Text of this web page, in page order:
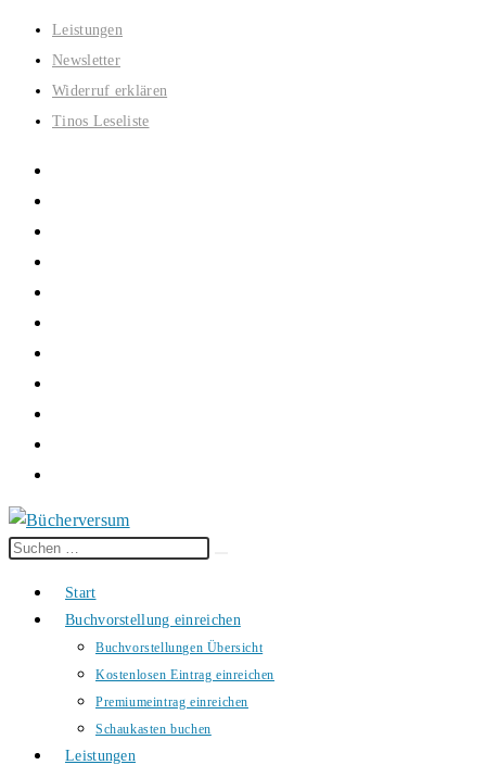
Zum
Inhalt
springen
Leistungen
Newsletter
Widerruf erklären
Tinos Leseliste
Diese
durchsuchen
Start
Buchvorstellung einreichen
Buchvorstellungen Übersicht
Kostenlosen Eintrag einreichen
Premiumeintrag einreichen
Schaukasten buchen
Leistungen